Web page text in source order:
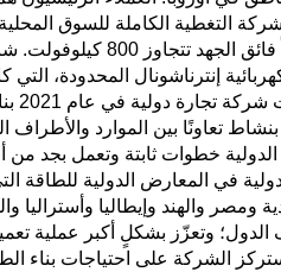
التغطية الكاملة للسوق
إنترناشونال المحدودة،
تعاونًا بين الموارد
خطوات ثابتة وتعمل بجد من
في المعارض الدولية للطاقة
ومصر والهند وإيطاليا وأستراليا
وتعزّز بشكلٍ أكبر عملية
الشركة على احتياجات بناء